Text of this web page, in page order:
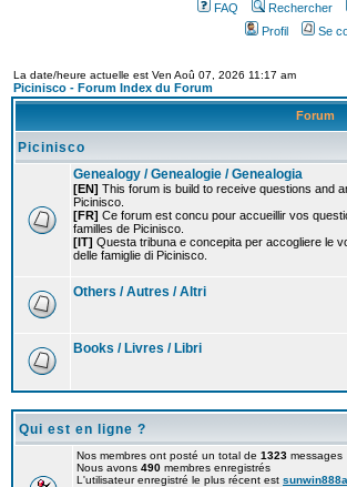
FAQ Rechercher
Profil
Se
La date/heure actuelle est Ven Aoû 07, 2026 11:17 am
Picinisco - Forum Index du Forum
Forum
Picinisco
Genealogy / Genealogie / Genealogia
[EN] This forum is build to receive questions and
Picinisco.
[FR] Ce forum est concu pour accueillir vos
familles de Picinisco.
[IT] Questa tribuna e concepita per accogliere le
delle famiglie di Picinisco.
Others / Autres / Altri
Books / Livres / Libri
Qui est en ligne ?
Nos membres ont posté un total de 1323 messages
Nous avons 490 membres enregistrés
L'utilisateur enregistré le plus récent est